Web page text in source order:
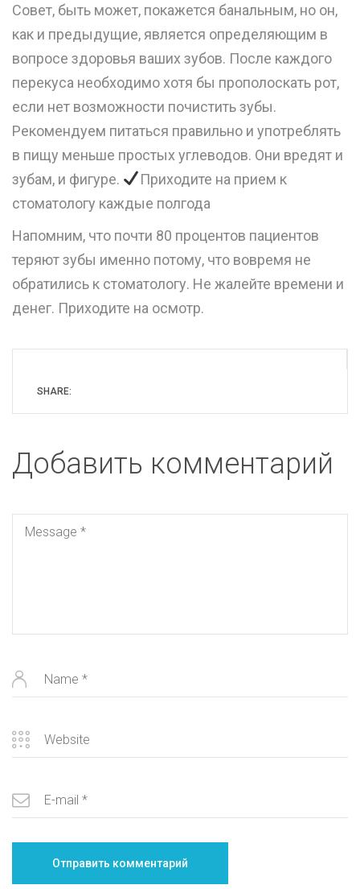
Совет, быть может, покажется банальным, но он,
как и предыдущие, является определяющим в
вопросе здоровья ваших зубов. После каждого
перекуса необходимо хотя бы прополоскать рот,
если нет возможности почистить зубы.
Рекомендуем питаться правильно и употреблять
в пищу меньше простых углеводов. Они вредят и
зубам, и фигуре.
Приходите на прием к
стоматологу каждые полгода
Напомним, что почти 80 процентов пациентов
теряют зубы именно потому, что вовремя не
обратились к стоматологу. Не жалейте времени и
денег. Приходите на осмотр.
SHARE:
Добавить комментарий